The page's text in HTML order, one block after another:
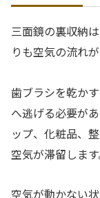
三面鏡の裏収納
りも空気の流れ
歯ブラシを乾か
へ逃げる必要が
ップ、化粧品、
空気が滞留します
空気が動かない